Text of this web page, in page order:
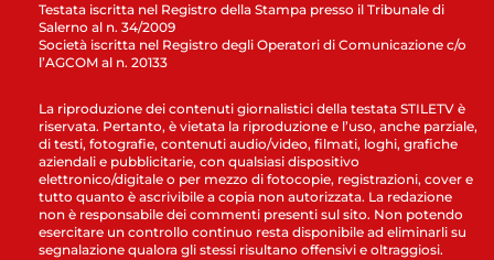
Testata iscritta nel Registro della Stampa presso il Tribunale di
Salerno al n. 34/2009
Società iscritta nel Registro degli Operatori di Comunicazione c/o
l’AGCOM al n. 20133
La riproduzione dei contenuti giornalistici della testata STILETV è
riservata. Pertanto, è vietata la riproduzione e l’uso, anche parziale,
di testi, fotografie, contenuti audio/video, filmati, loghi, grafiche
aziendali e pubblicitarie, con qualsiasi dispositivo
elettronico/digitale o per mezzo di fotocopie, registrazioni, cover e
tutto quanto è ascrivibile a copia non autorizzata. La redazione
non è responsabile dei commenti presenti sul sito. Non potendo
esercitare un controllo continuo resta disponibile ad eliminarli su
segnalazione qualora gli stessi risultano offensivi e oltraggiosi.